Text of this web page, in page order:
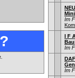
Im
I F
Im
Im